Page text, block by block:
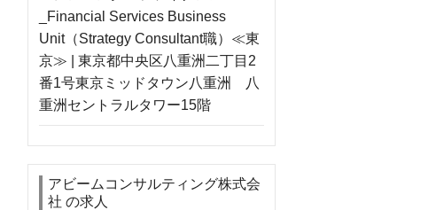
アビームコンサルティング株式会
社 の求人